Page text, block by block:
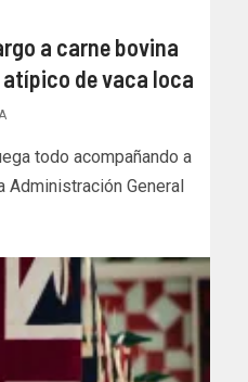
a carne bovina
de vaca loca
todo acompañando a
Administración General